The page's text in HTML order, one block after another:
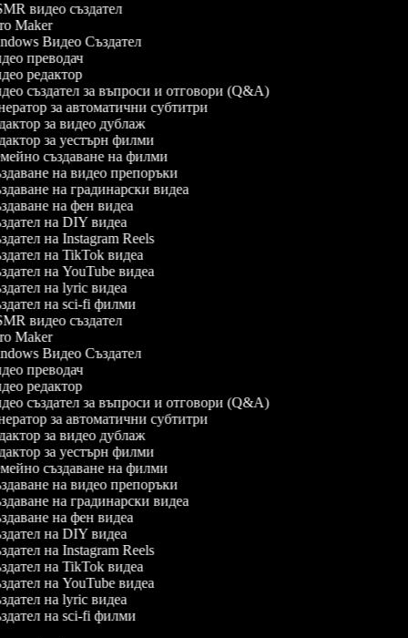
видео създател
Maker
Видео Създател
преводач
редактор
създател за въпроси и отговори (Q&A)
за автоматични субтитри
за видео дублаж
за уестърн филми
създаване на филми
на видео препоръки
на градинарски видеа
на фен видеа
на DIY видеа
на Instagram Reels
на TikTok видеа
на YouTube видеа
на lyric видеа
на sci-fi филми
видео създател
Maker
Видео Създател
преводач
редактор
създател за въпроси и отговори (Q&A)
за автоматични субтитри
за видео дублаж
за уестърн филми
създаване на филми
на видео препоръки
на градинарски видеа
на фен видеа
на DIY видеа
на Instagram Reels
на TikTok видеа
на YouTube видеа
на lyric видеа
на sci-fi филми